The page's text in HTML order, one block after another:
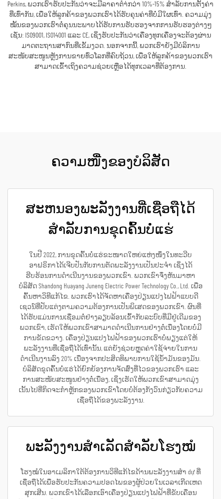
Perkins, ພວກເຮົາຮັບປະກັນວ່າຈະມີລາຄາຕຳ່ກວ່າ 10%-15% ສຳລັບການຕັ້ງຄ່າ
ທີ່ເທົ່າກັນ, ເພື່ອໃຫ້ລູກຄ້າຂອງພວກເຮົາໄດ້ຮັບຄຸນຄ່າທີ່ບໍ່ມີໃຜເທົ່າ. ຄວາມມຸ່ງ
ໝັ້ນຂອງພວກເຮົາຕໍ່ຄຸນນະພາບໄດ້ຮັບການຮັບຮອງຈາກການຮັບຮອງຕ່າງໆ
ເຊັ່ນ: ISO9001, ISO14001 ແລະ CE, ເຊິ່ງຮັບປະກັນວ່າເຄື່ອງທຸກເຄື່ອງຈະຕ້ອງຜ່ານ
ມາດຕະຖານສາກົນທີ່ເຂັ້ມງວດ. ນອກຈາກນີ້, ພວກເຮົາຍັງມີບໍລິການ
ສະໜັບສະໜູນຫຼັງການຂາຍທົ່ວໂລກທີ່ຄົບຖ້ວນ, ເພື່ອໃຫ້ລູກຄ້າຂອງພວກເຮົາ
ສາມາດເຂົ້າເຖິງຄວາມຊ່ວຍເຫຼືອໄດ້ທຸກເວລາທີ່ຕ້ອງການ.
ຄວາມໜື່ງຂອງບໍລິສັດ
ສະຫນອງພະລັງງານທີ່ເຊື່ອຖືໄດ້
ສຳລັບການຂຸດຄົ້ນບໍ່ແຮ່
ໃນປີ 2022, ການຂຸດຄົ້ນບໍ່ແຮ່ຂະໜາດໃຫຍ່ແຫ່ງໜຶ່ງໃນທະວີບ
ອາຟຣິກາໄດ້ເຈີບປັນກັບການຕັດພະລັງງານເປັນປະຈຳ ເຊິ່ງໄດ້
ຮີບຮ້ອນການດຳເນີນງານຂອງພວກເຂົາ. ພວກເຂົາຈຶ່ງຫັນມາຫາ
ບໍລິສັດ Shandong Huayang Juneng Electric Power Technology Co., Ltd. ເພື່ອ
ຄົ້ນຫາວິທີແກ້ໄຂ. ພວກເຮົາໄດ້ຈັດຫາເຄື່ອງປ່ຽນແປງໄຟຟ້າແບບດີ
ເຊວນ໌ທີ່ປັບແຕ່ງຕາມຄວາມຕ້ອງການເປັນພິເສດຂອງພວກເຂົາ. ຜົນທີ່
ໄດ້ຮັບແມ່ນການເຊື່ອມຕໍ່ຢ່າງລຽບລ້ອນເຂົ້າກັບລະບົບທີ່ມີຢູ່ເດີມຂອງ
ພວກເຂົາ, ເຮັດໃຫ້ພວກເຂົາສາມາດດຳເນີນການຢ່າງຕໍ່ເນື່ອງໂດຍບໍ່ມີ
ການຂັດຂວາງ. ເຄື່ອງປ່ຽນແປງໄຟຟ້າຂອງພວກເຮົາບໍ່ພຽງແຕ່ໃຫ້
ພະລັງງານທີ່ເຊື່ອຖືໄດ້ເທົ່ານັ້ນ, ແຕ່ຍັງຊ່ວຍຫຼຸດຄ່າໃຊ້ຈ່າຍໃນການ
ດຳເນີນງານລົງ 20% ເນື່ອງຈາກປະສິດທິພາບການໃຊ້ນ້ຳມັນຂອງມັນ.
ບໍລິສັດຂຸດຄົ້ນບໍ່ແຮ່ໄດ້ຍົກຍ້ອງການຈັດສົ່ງທີ່ໄວຂອງພວກເຮົາ ແລະ
ການສະໜັບສະໜູນຢ່າງຕໍ່ເນື່ອງ, ເຊິ່ງເຮັດໃຫ້ພວກເຂົາສາມາດມຸ່ງ
ເນັ້ນໄປທີ່ກິດຈະກຳຫຼັກຂອງພວກເຂົາໂດຍບໍ່ຕ້ອງກັງວົນກ່ຽວກັບຄວາມ
ເຊື່ອຖືໄດ້ຂອງພະລັງງານ.
ພະລັງງານສຳເລັດສຳລັບໂຮງໝໍ
ໂຮງໝໍໃນອາເມລິກາໃຕ້ຕ້ອງການວິທີແກ້ໄຂດ້ານພະລັງງານສຳ dự ທີ່
ເຊື່ອຖືໄດ້ເພື່ອຮັບປະກັນຄວາມປອດໄພຂອງຜູ້ປ່ວຍໃນເວລາເກີດເຫດ
ສຸກເສີນ. ພວກເຂົາໄດ້ເລືອກເອົາເຄື່ອງປ່ຽນແປງໄຟຟ້າທີ່ຂັບເຄື່ອນ